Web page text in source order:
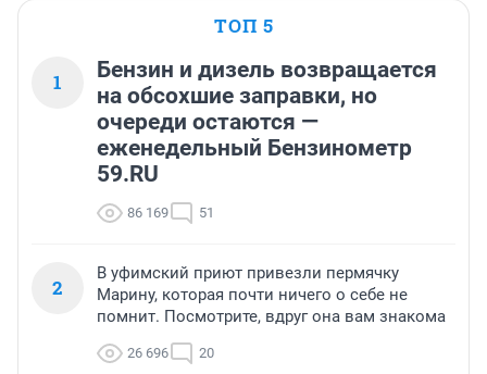
ТОП 5
1
Бензин и дизель возвращается
на обсохшие заправки, но
очереди остаются —
еженедельный Бензинометр
59.RU
86 169 51
2
В уфимский приют привезли пермячку
Марину, которая почти ничего о себе не
помнит. Посмотрите, вдруг она вам знакома
26 696 20